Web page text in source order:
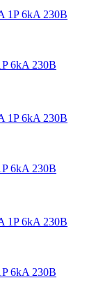
6kA 230В
6kA 230В
6kA 230В